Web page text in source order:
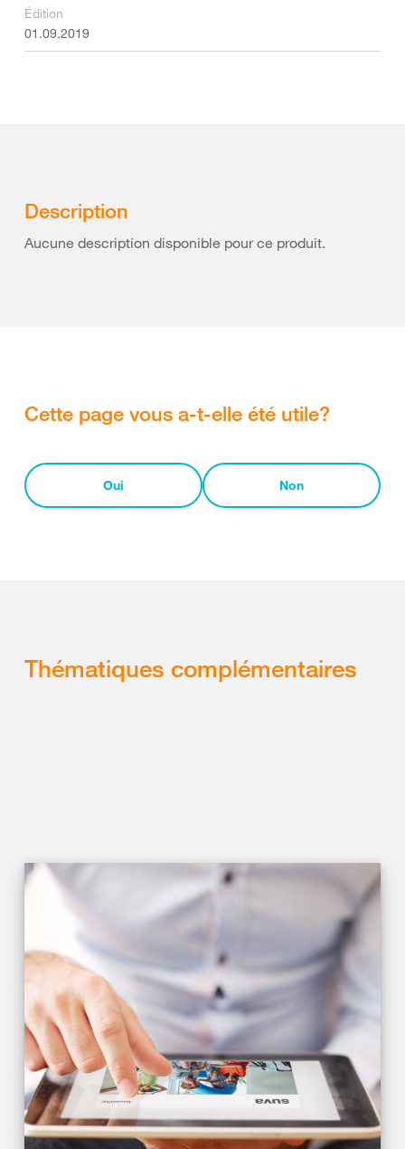
Édition
01.09.2019
Description
Aucune description disponible pour ce produit.
Cette page vous a-t-elle été utile?
Oui Non
Thématiques complémentaires